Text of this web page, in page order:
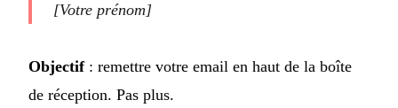
[Votre prénom]
Objectif: remettre votre email en haut de la boîte
de réception. Pas plus.